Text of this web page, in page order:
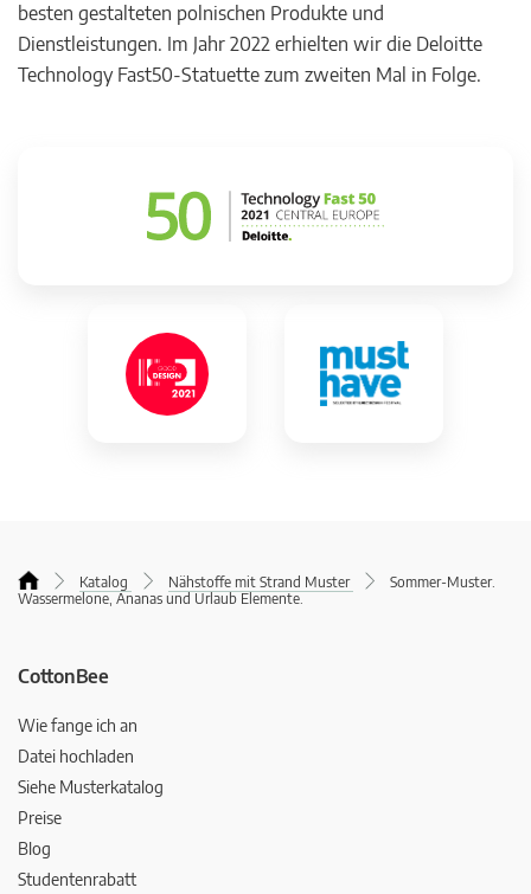
besten gestalteten polnischen Produkte und
Dienstleistungen. Im Jahr 2022 erhielten wir die Deloitte
Technology Fast50-Statuette zum zweiten Mal in Folge.
Katalog Nähstoffe mit Strand Muster
Sommer-Muster.
Wassermelone, Ananas und Urlaub Elemente.
CottonBee
Wie fange ich an
Datei hochladen
Siehe Musterkatalog
Preise
Blog
Studentenrabatt